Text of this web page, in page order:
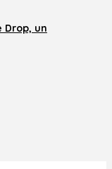
Drop, un